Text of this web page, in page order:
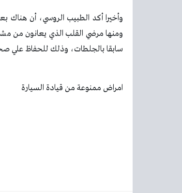
وأخيرا أكد الطبيب الروسي، أن هناك
ومنها مرضي القلب الذي يعانون من
سابقا بالجلطات، وذلك للحفاظ علي
امراض ممنوعة من قيادة السيارة